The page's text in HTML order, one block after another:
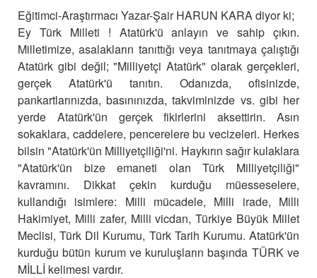
Eğitimci-Araştırmacı Yazar-Şair HARUN KARA diyor ki;
Ey Türk Milleti ! Atatürk'ü anlayın ve sahip çıkın.
Milletimize, asalakların tanıttığı veya tanıtmaya çalıştığı
Atatürk gibi değil; "Milliyetçi Atatürk" olarak gerçekleri,
gerçek Atatürk'ü tanıtın. Odanızda, ofisinizde,
pankartlarınızda, basınınızda, takviminizde vs. gibi her
yerde Atatürk'ün gerçek fikirlerini aksettirin. Asın
sokaklara, caddelere, pencerelere bu vecizeleri. Herkes
bilsin "Atatürk'ün Milliyetçiliği'ni. Haykırın sağır kulaklara
"Atatürk'ün bize emaneti olan Türk Milliyetçiliği"
kavramını. Dikkat çekin kurduğu müesseselere,
kullandığı isimlere: Milli mücadele, Milli irade, Milli
Hakimiyet, Milli zafer, Milli vicdan, Türkiye Büyük Millet
Meclisi, Türk Dil Kurumu, Türk Tarih Kurumu. Atatürk'ün
kurduğu bütün kurum ve kuruluşların başında TÜRK ve
MİLLİ kelimesi vardır.